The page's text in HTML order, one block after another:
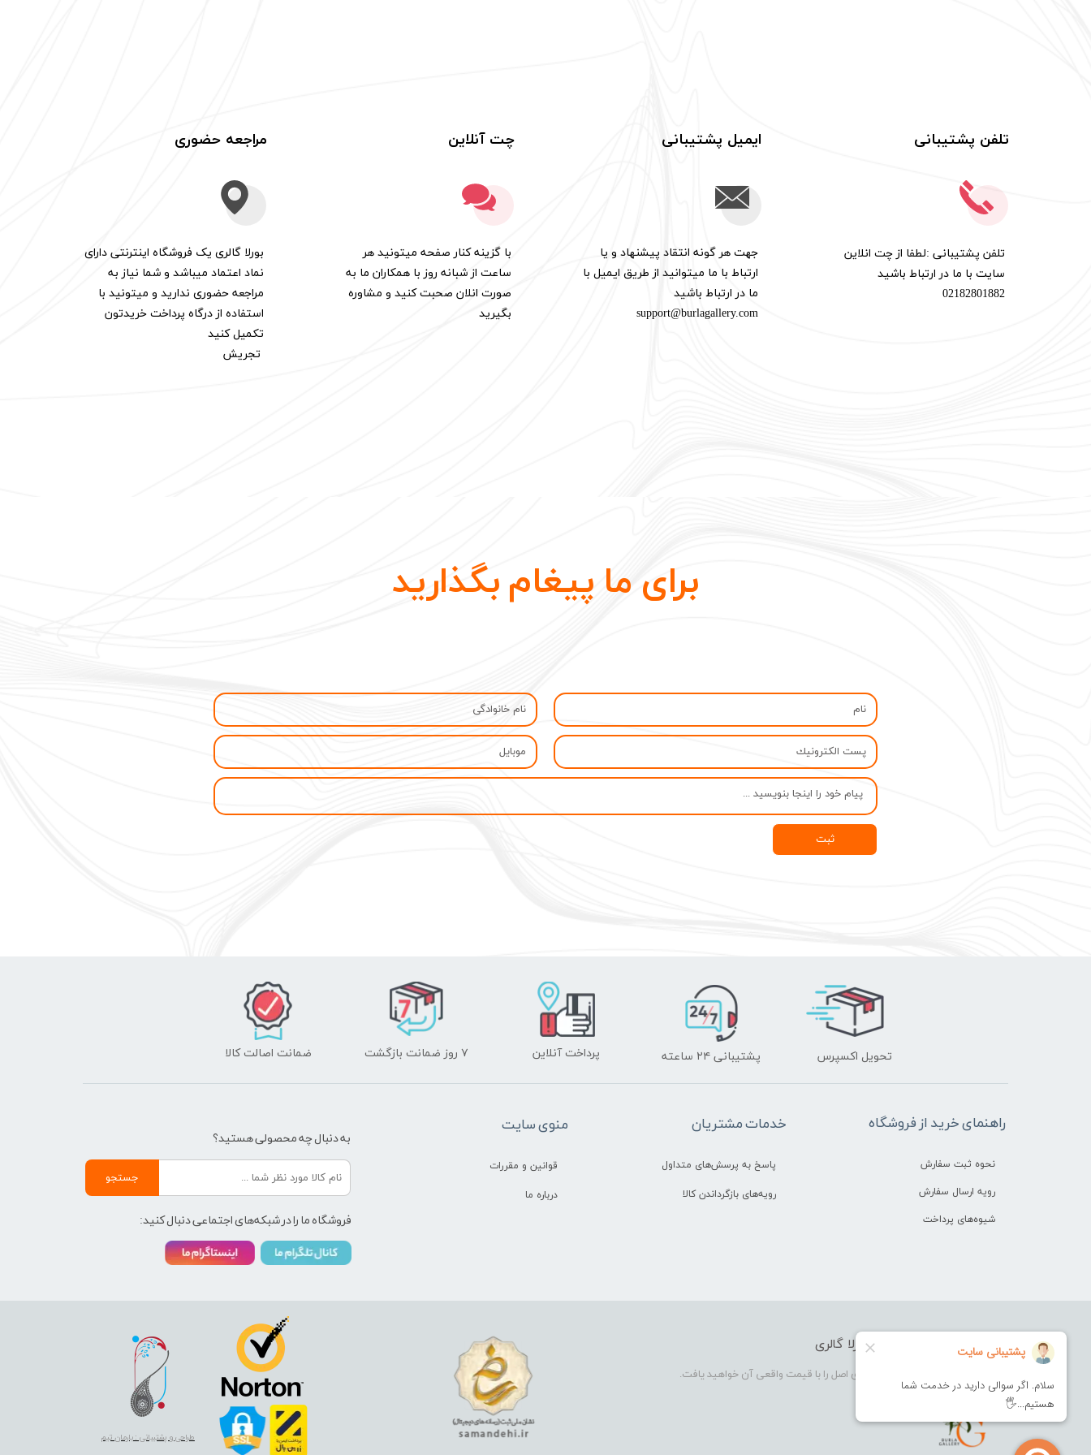
تلفن پشتیبانی
​​تلفن پشتیبانی :لطفا از چت انلاین
سایت با ما در ارتباط باشید
02182801882
ایمیل پشتیبانی
​جهت هر گونه انتقاد پیشنهاد و یا
ارتباط با ما میتوانید از طریق ایمیل با
ما در ارتباط باشید
support@burlagallery.com
چت آنلاین
​​با گزینه کنار صفحه میتونید هر
ساعت از شبانه روز با همکاران ما به
صورت انلان صحبت کنید و مشاوره
بگیرید
مراجعه حضوری
بورلا گالری یک فروشگاه اینترنتی دارای
نماد اعتماد میباشد و شما نیاز به
مراجعه حضوری ندارید و میتونید با
استفاده از درگاه پرداخت خریدتون
تکمیل کنید
تجریش
برای ما پیغام بگذارید
ثبت
فروشگاه آرایشی بهداشتی بورلا گالری
بورلا گالری فروشگاهی که در آن کالای اصل را با قیمت واقعی آن خواهید یافت.
طراحی و پشتیبانی : بارمان تیم
تحویل اکسپرس پشتیبانی ۲۴ ساعته پرداخت آنلاین ۷ روز ضمانت بازگشت ضمانت اصالت کالا
راهنمای خرید از فروشگاه
نحوه ثبت سفارش
رویه ارسال سفارش
شیوه‌های پرداخت
خدمات مشتریان
پاسخ به پرسش‌های متداول
رویه‌های بازگرداندن کالا
منوی سایت
قوانین و مقررات
درباره ما
به دنبال چه محصولی هستید؟
جستجو
فروشگاه ما را در شبکه‌های اجتماعی دنبال کنید: